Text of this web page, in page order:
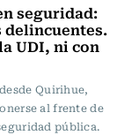
seguridad:
delincuentes.
UDI, ni con
Quirihue,
al frente de
pública.